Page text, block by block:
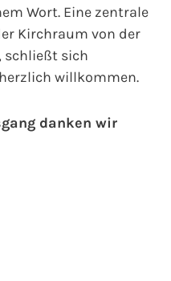
Wort. Eine zentrale
Kirchraum von der
schließt sich
willkommen.
danken wir